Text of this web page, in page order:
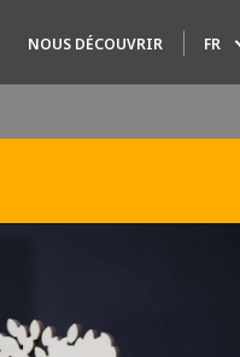
NOUS DÉCOUVRIR FR
HAZARDOUS WASTE EUROPE